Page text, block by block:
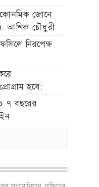
জোনে
আশিক চৌধুরী
নিরপেক্ষ
হবে:
৭ বছরের